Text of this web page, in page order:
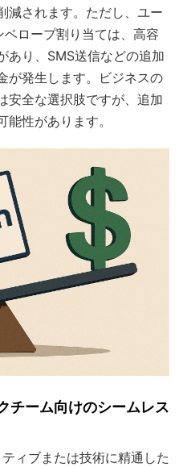
減されます。ただし、ユー
ロープ割り当ては、高容
あり、SMS送信などの追加
が発生します。ビジネスの
安全な選択肢ですが、追加
性があります。
チーム向けのシームレス
ィブまたは技術に精通した